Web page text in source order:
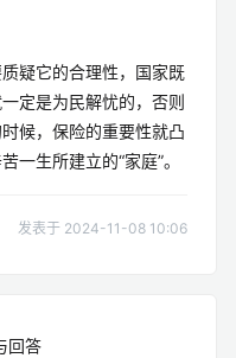
疑它的合理性，国家既
定是为民解忧的，否则
候，保险的重要性就凸
一生所建立的“家庭”。
发表于 2024-11-08 10:06
回答